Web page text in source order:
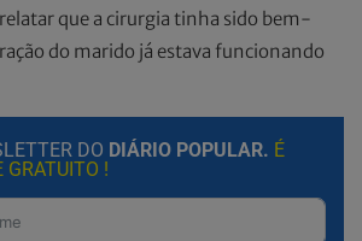
que a cirurgia tinha sido bem-
do marido já estava funcionando
DO DIÁRIO POPULAR. É
GRATUITO !